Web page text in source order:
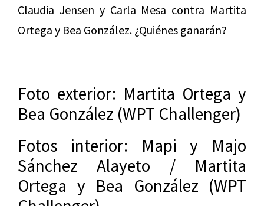
Claudia Jensen y Carla Mesa contra Martita
Ortega y Bea González. ¿Quiénes ganarán?
Foto exterior: Martita Ortega y
Bea González (WPT Challenger)
Fotos interior: Mapi y Majo
Sánchez Alayeto / Martita
Ortega y Bea González (WPT